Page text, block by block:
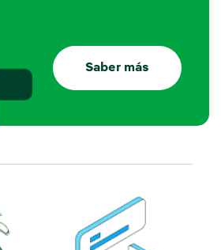
Saber más